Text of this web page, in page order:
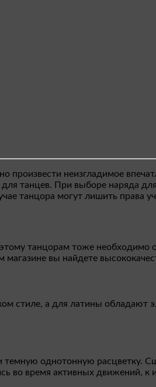
произвести неизгладимое
танцев. При выборе наряда
танцора могут лишить права
танцорам тоже необходимо
магазине вы найдете
стиле, а для латины обладают
однотонную расцветку.
время активных движений, к